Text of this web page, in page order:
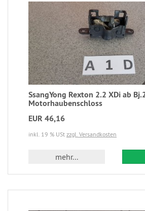
SsangYong Rexton 2.2 XDi ab
Motorhaubenschloss
EUR 46,16
inkl. 19 % USt zzgl. Versandkosten
mehr...